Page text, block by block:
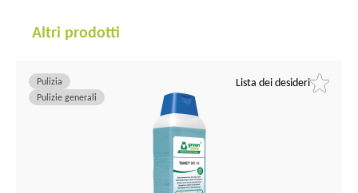
Altri prodotti
Lista dei desideri
Pulizia
Pulizie generali